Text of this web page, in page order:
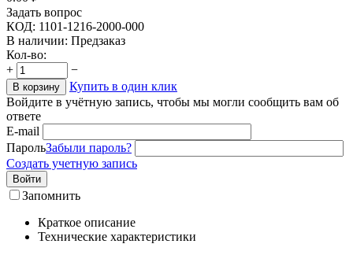
Задать вопрос
КОД: 1101-1216-2000-000
В наличии: Предзаказ
Кол-во:
+
−
В корзину
Купить в один клик
Войдите в учётную запись, чтобы мы могли сообщить вам об
ответе
E-mail
ПарольЗабыли пароль?
Создать учетную запись
Войти
Запомнить
Краткое описание
Технические характеристики